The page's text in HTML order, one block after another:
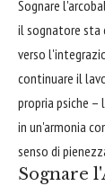
Sognare
il sognatore sta
verso
continuare il
propria psiche –
in un'armonia
senso di
Sognare